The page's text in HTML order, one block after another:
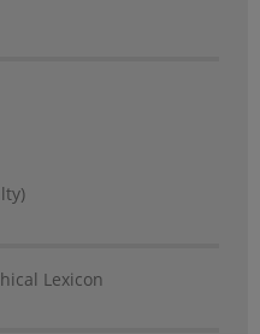
Lexicon